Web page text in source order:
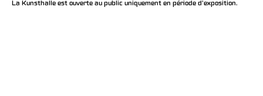
La Kunsthalle est ouverte au public uniquement en période d'exposition.